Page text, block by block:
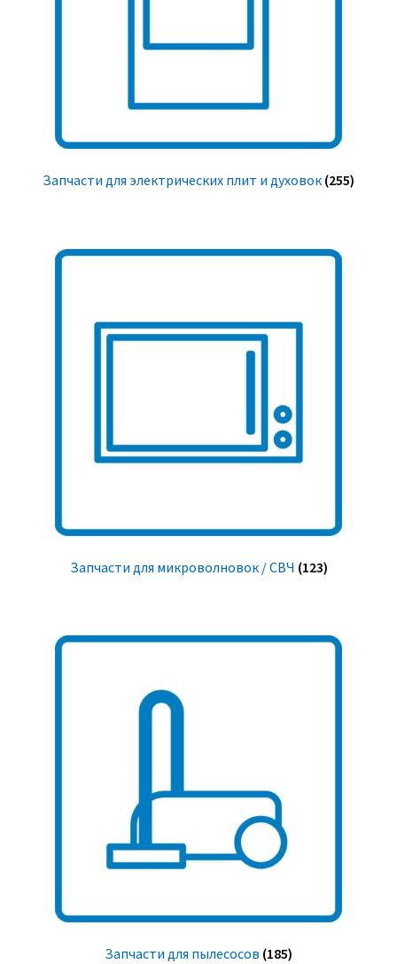
Запчасти для электрических плит и духовок (255)
Запчасти для микроволновок / СВЧ (123)
Запчасти для пылесосов (185)